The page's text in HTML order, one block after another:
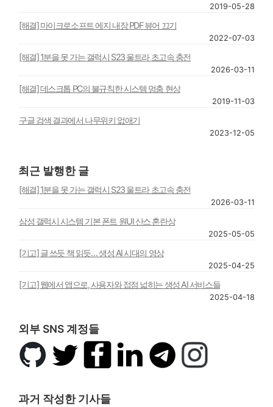
2019-05-28
[해결] 마이크로소프트 에지 내장 PDF 뷰어 끄기
2022-07-03
[해결] 1분을 못 가는 갤럭시 S23 울트라 초고속 충전
2026-03-11
[해결] 데스크톱 PC의 불규칙한 시스템 멈춤 현상
2019-11-03
구글 검색 결과에서 나무위키 없애기
2023-12-05
최근 발행한 글
[해결] 1분을 못 가는 갤럭시 S23 울트라 초고속 충전
2026-03-11
삼성 갤럭시 시스템 기본 폰트 원UI 산스 혼란상
2025-05-05
[기고] 글 쓰듯 책 읽듯… 생성 AI 시대의 영상
2025-04-25
[기고] 웹에서 앱으로, 사용자와 접점 넓히는 생성 AI 서비스들
2025-04-18
외부 SNS 계정들
깃
허
트
위
페
북
링
텔
레
인
스
과거 작성한 기사들